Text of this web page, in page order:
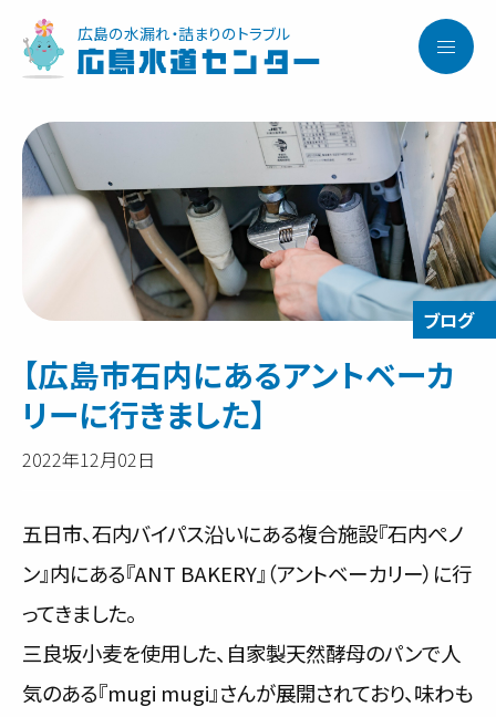
広島の水漏れ・詰まりのトラブル
広島水道センター
サービス内容と料金事例
料金一覧
お客様の声
対応事例
【広島市石内にあるアントベーカ
リーに行きました】
2022年12月02日
五日市、石内バイパス沿いにある複合施設『石内ぺノ
ン』内にある『ANT BAKERY』（アントベーカリー）に行
ってきました。
三良坂小麦を使用した、自家製天然酵母のパンで人
気のある『mugi mugi』さんが展開されており、味わも